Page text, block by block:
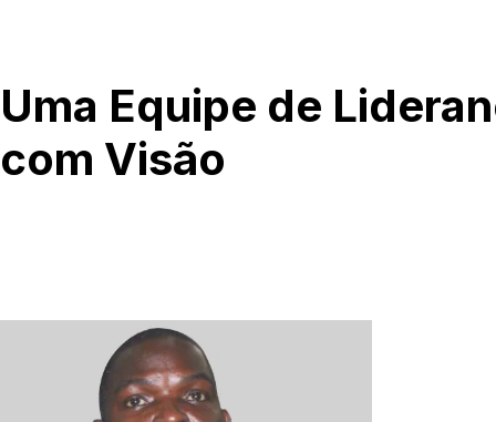
Uma Equipe de
com Visão